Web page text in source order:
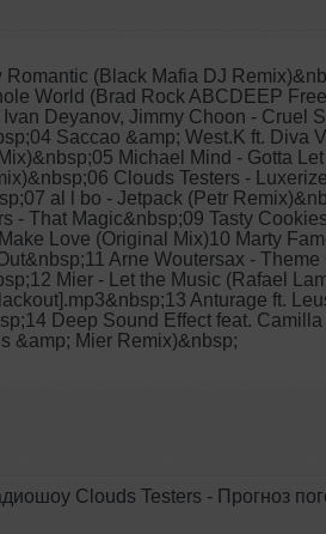
(Black Mafia DJ
World (Brad Rock ABCDEEP Free
Deyanov, Jimmy Choon - Cruel
Saccao &amp; West.K ft. Diva
Michael Mind - Gotta
Clouds Testers -
al l bo - Jetpack (Petr
- That Magic&nbsp;09 Tasty
Love (Original Mix)10 Marty
Arne Woutersax -
Mier - Let the Music (Rafael
Anturage ft.
Deep Sound Effect feat.
&amp; Mier Remix)&nbsp;
Clouds Testers - Прогноз